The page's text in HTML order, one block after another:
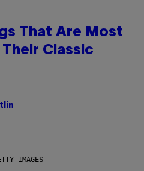
That Are Most
Classic
IMAGES